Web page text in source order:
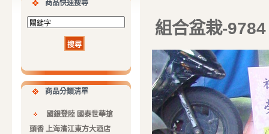
商品快速搜尋
商品分類清單
國銀登陸 國泰世華搶
頭香 上海濱江東方大酒店
組合盆栽-9784